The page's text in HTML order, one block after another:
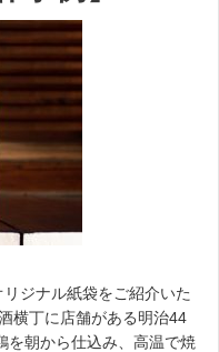
ジナル紙袋をご紹介いた
横丁に店舗がある明治44
を朝から仕込み、高温で焼